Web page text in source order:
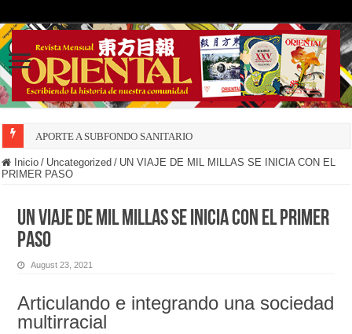
APORTE A SUBFONDO SANITARIO
Inicio / Uncategorized / UN VIAJE DE MIL MILLAS SE INICIA CON EL
PRIMER PASO
UN VIAJE DE MIL MILLAS SE INICIA CON EL PRIMER
PASO
August 23, 2021
Articulando e integrando una sociedad
multirracial